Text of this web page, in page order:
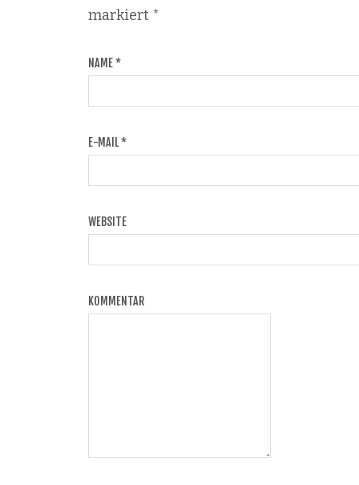
markiert *
NAME*
E-MAIL*
WEBSITE
KOMMENTAR